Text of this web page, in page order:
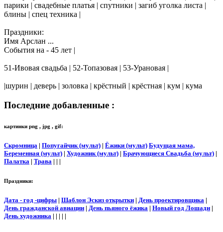
парики | свадебные платья | спутники | загиб уголка листа |
блины | спец техника |
Праздники:
Имя Арслан ...
События на - 45 лет |
51-Ивовая свадьба | 52-Топазовая | 53-Урановая |
|шурин | деверь | золовка | крёстный | крёстная | кум | кума
Последние добавленные :
картинки png , jpg , gif:
Скромница | Попугайчик (мульт) | Ёжики (мульт) Будущая мама,
Беременная (мульт) | Художник (мульт) | Брачующиеся Свадьба (мульт) |
Палатка | Трава | | |
Праздники:
Дата - год -цифры | Шаблон Эскиз открытки | День проектировщика |
День гражданской авиации | День пьяного ёжика | Новый год Лошади |
День художника | | | | |